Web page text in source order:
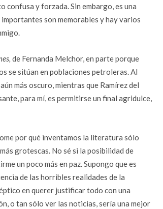
confusa y forzada. Sin embargo, es una
son memorables y hay varios
de Fernanda Melchor, en parte porque
se sitúan en poblaciones petroleras. Al
más oscuro, mientras que Ramírez del
para mí, es permitirse un final agridulce,
por qué inventamos la literatura sólo
grotescas. No sé si la posibilidad de
un poco más en paz. Supongo que es
de las horribles realidades de la
en querer justificar todo con una
o tan sólo ver las noticias, sería una mejor